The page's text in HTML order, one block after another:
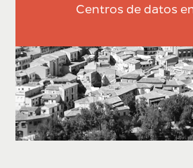
Centros de datos